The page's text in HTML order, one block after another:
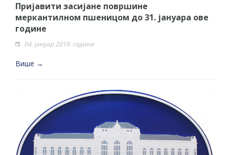
Пријавити засијане површине
меркантилном пшеницом до 31. јануара ове
године
04. јануар 2019. године
Више →